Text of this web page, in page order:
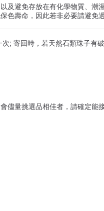
及避免存放在有化學物質、
壽命，因此若非必要請避免過
; 寄回時，若天然石類珠子有
儘量挑選品相佳者，請確定能